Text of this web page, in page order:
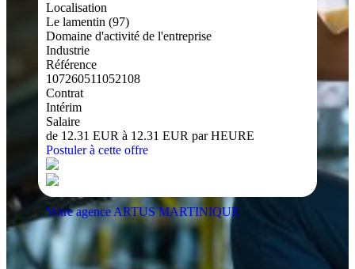
Localisation
Le lamentin (97)
Domaine d'activité de l'entreprise
Industrie
Référence
107260511052108
Contrat
Intérim
Salaire
de 12.31 EUR à 12.31 EUR par HEURE
Postuler à cette offre
Votre agence ARTUS MARTINIQUE